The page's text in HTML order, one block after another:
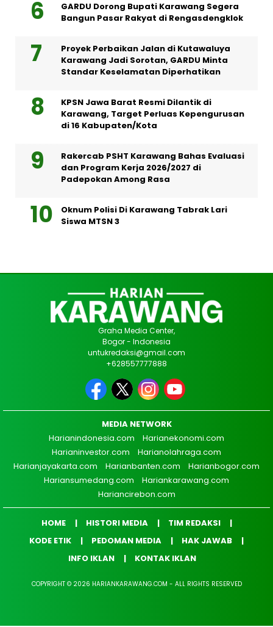
GARDU Dorong Bupati Karawang Segera
Bangun Pasar Rakyat di Rengasdengklok
Proyek Perbaikan Jalan di Kutawaluya
Karawang Jadi Sorotan, GARDU Minta
Standar Keselamatan Diperhatikan
KPSN Jawa Barat Resmi Dilantik di
Karawang, Target Perluas Kepengurusan
di 16 Kabupaten/Kota
Rakercab PSHT Karawang Bahas Evaluasi
dan Program Kerja 2026/2027 di
Padepokan Among Rasa
Oknum Polisi Di Karawang Tabrak Lari
Siswa MTSN 3
Graha Media Center,
Bogor - Indonesia
untukredaksi@gmail.com
+628557777888
MEDIA NETWORK
Harianindonesia.com
Harianekonomi.com
Harianinvestor.com
Harianolahraga.com
Harianjayakarta.com
Harianbanten.com
Harianbogor.com
Hariansumedang.com
Hariankarawang.com
Hariancirebon.com
HOME HISTORI MEDIA
TIM REDAKSI
KODE ETIK
PEDOMAN MEDIA
HAK JAWAB
INFO IKLAN
KONTAK IKLAN
COPYRIGHT © 2026 HARIANKARAWANG.COM - ALL RIGHTS RESERVED